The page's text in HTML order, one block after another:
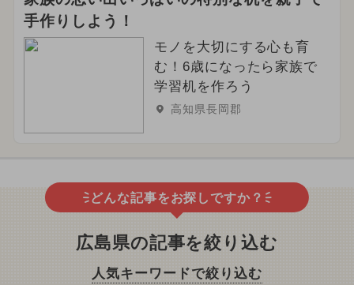
手作りしよう！
モノを大切にする心も育
む！6歳になったら家族で
学習机を作ろう
高知県長岡郡
どんな記事をお探しですか？
広島県の記事を絞り込む
人気キーワードで絞り込む